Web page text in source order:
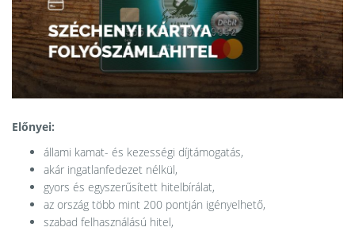
Előnyei:
állami kamat- és kezességi díjtámogatás,
akár ingatlanfedezet nélkül,
gyors és egyszerűsített hitelbírálat,
az ország több mint 200 pontján igényelhető,
szabad felhasználású hitel,